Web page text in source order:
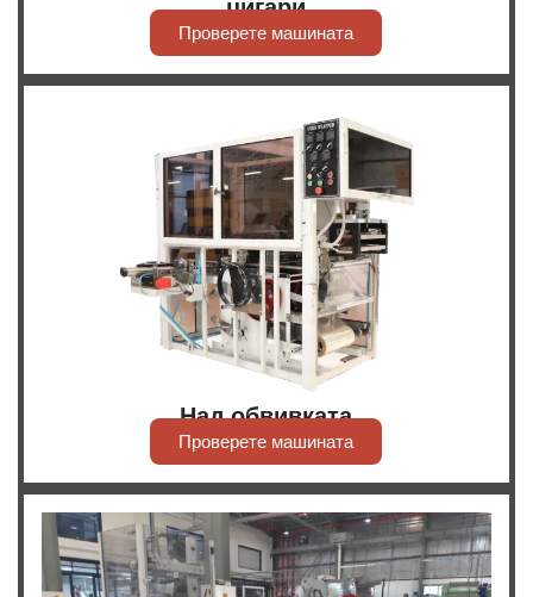
цигари
Проверете машината
Над обвивката
Проверете машината